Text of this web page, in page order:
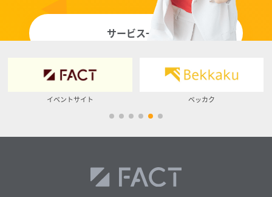
サービス一覧
イベントサイト ベッカク